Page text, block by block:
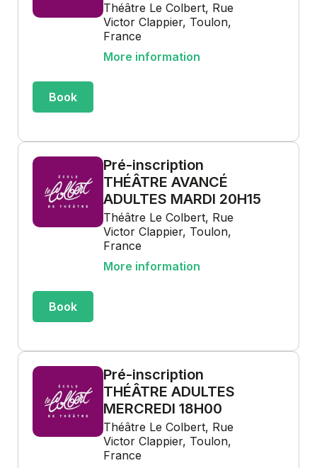
Théâtre Le Colbert, Rue
Victor Clappier, Toulon,
France
More information
Book
Pré-inscription
THÉÂTRE AVANCÉ
ADULTES MARDI 20H15
Théâtre Le Colbert, Rue
Victor Clappier, Toulon,
France
More information
Book
Pré-inscription
THÉÂTRE ADULTES
MERCREDI 18H00
Théâtre Le Colbert, Rue
Victor Clappier, Toulon,
France